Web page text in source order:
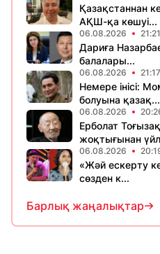
Қазақстаннан
АҚШ-қа көшуі...
06.08.2026 21:21
Дариға
балалары...
06.08.2026 21:17
Немере інісі:
болуына қазақ...
06.08.2026
Ерболат
жоқтығынан
06.08.2026
«Жәй ескерту
сөзден к...
Барлық жаңалықтар